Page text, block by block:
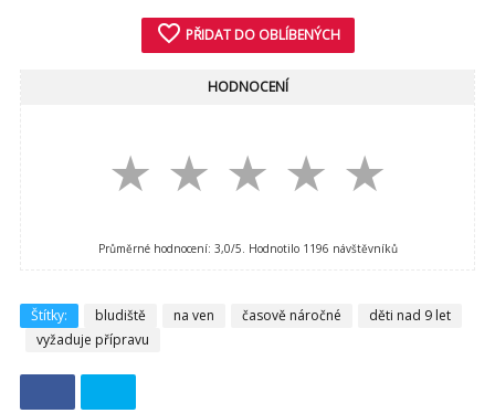
favorite_border PŘIDAT DO OBLÍBENÝCH
HODNOCENÍ
★
★
★
★
★
Průměrné hodnocení: 3,0/5. Hodnotilo 1196 návštěvníků
Štítky: bludiště na ven časově náročné
děti nad 9 let
vyžaduje přípravu